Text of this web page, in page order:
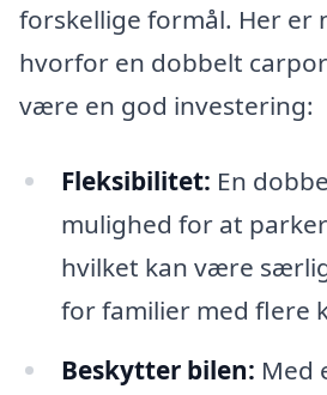
forskellige formål. Her er
hvorfor en dobbelt
være en god investering:
Fleksibilitet: En
mulighed for at
hvilket kan være
for familier med flere
Beskytter bilen: Med